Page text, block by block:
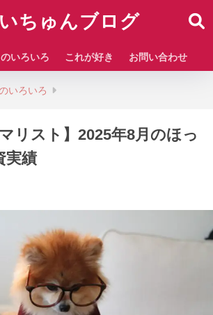
ちゅんブログ
いろいろ これが好き お問い合わせ
いろいろ
リスト】2025年8月のほっ
実績